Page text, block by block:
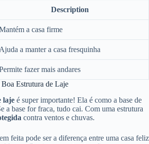
Description
a casa firme
Ajuda a manter a casa fresquinha
fazer mais andares
Estrutura de Laje
laje é super importante! Ela é como a base de
a base for fraca, tudo cai. Com uma estrutura
contra ventos e chuvas.
feita pode ser a diferença entre uma casa feliz